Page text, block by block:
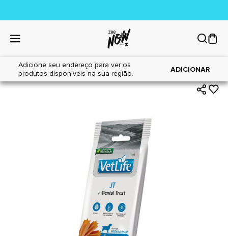
Adicione seu endereço para ver os
produtos disponíveis na sua região.
ADICIONAR
Home|Cães|Petiscos